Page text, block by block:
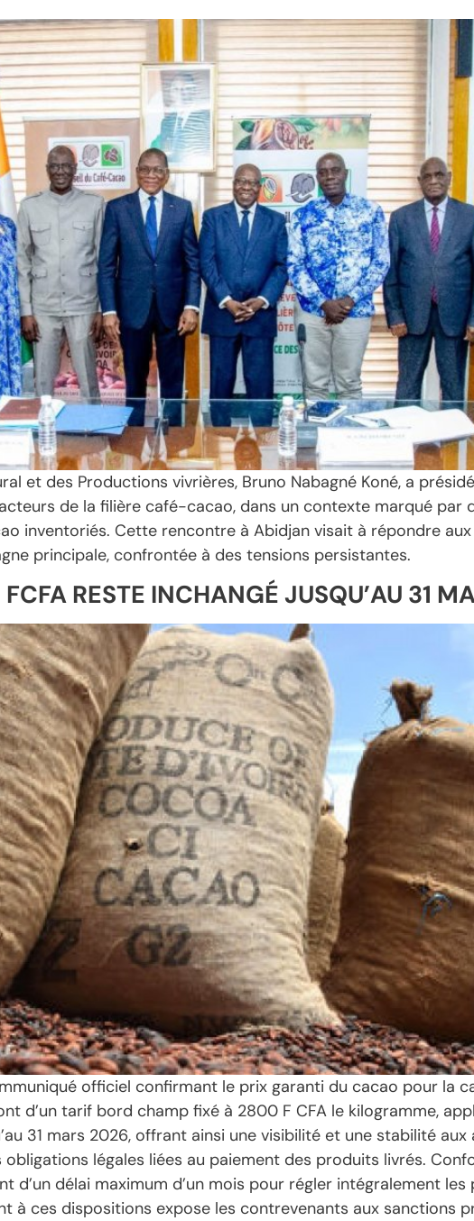
et des Productions vivrières, Bruno Nabagné Koné, a
de la filière café-cacao, dans un contexte marqué par
inventoriés. Cette rencontre à Abidjan visait à répondre
principale, confrontée à des tensions persistantes.
RESTE INCHANGÉ JUSQU’AU 31
officiel confirmant le prix garanti du cacao pour la
d’un tarif bord champ fixé à 2800 F CFA le kilogramme,
31 mars 2026, offrant ainsi une visibilité et une stabilité
légales liées au paiement des produits livrés.
d’un délai maximum d’un mois pour régler intégralement
à ces dispositions expose les contrevenants aux sanctions